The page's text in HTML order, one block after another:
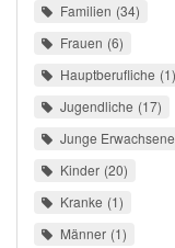
Familien 34
Frauen 6
Hauptberufliche 1
Jugendliche 17
Junge Erwachsene
Kinder 20
Kranke 1
Männer 1